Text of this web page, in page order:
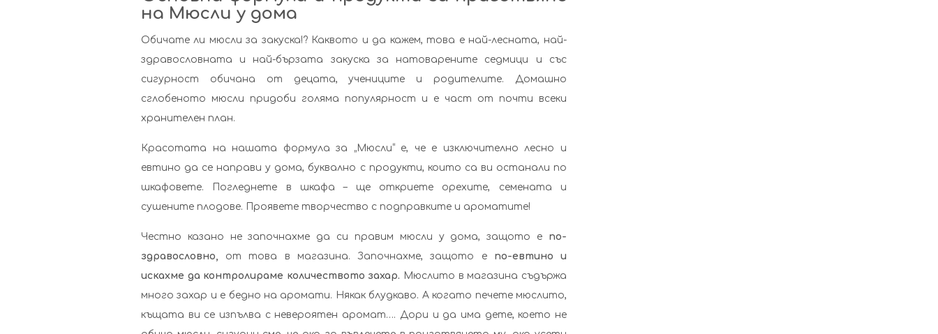
на Мюсли у дома
Обичате ли мюсли за закуска!? Каквото и да кажем, това е най-лесната, най-
здравословната и най-бързата закуска за натоварените седмици и със
сигурност обичана от децата, учениците и родителите. Домашно
сглобеното мюсли придоби голяма популярност и е част от почти всеки
хранителен план.
Красотата на нашата формула за „Мюсли“ е, че е изключително лесно и
евтино да се направи у дома, буквално с продукти, които са ви останали по
шкафовете. Погледнете в шкафа – ще откриете орехите, семената и
сушените плодове. Проявете творчество с подправките и ароматите!
Честно казано не започнахме да си правим мюсли у дома, защото е по-
здравословно, от това в магазина. Започнахме, защото е по-евтино и
искахме да контролираме количеството захар. Мюслито в магазина съдържа
много захар и е бедно на аромати. Някак блудкаво. А когато печете мюслито,
къщата ви се изпълва с невероятен аромат…. Дори и да има дете, което не